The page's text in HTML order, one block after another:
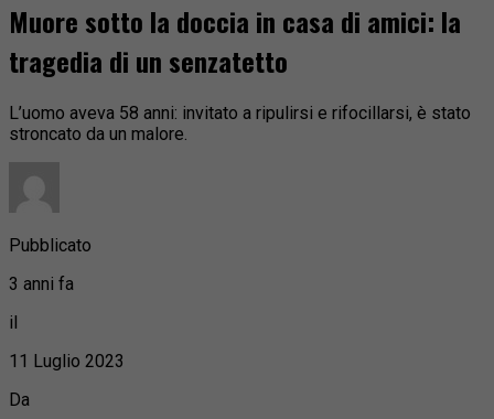
Muore sotto la doccia in casa di amici: la
tragedia di un senzatetto
L’uomo aveva 58 anni: invitato a ripulirsi e rifocillarsi, è stato
stroncato da un malore.
Pubblicato
3 anni fa
il
11 Luglio 2023
Da